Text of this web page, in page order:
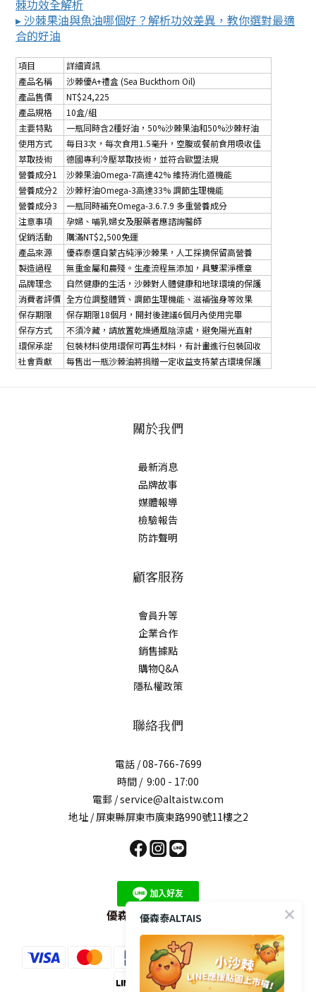
棘功效全解析
▸ 沙棘果油與魚油哪個好？解析功效差異，教你選對最適
合的好油
項目
詳細資訊
產品名稱
沙棘優A+禮盒 (Sea Buckthorn Oil)
產品售價
NT$24,225
產品規格
10盒/組
主要特點
一瓶同時含2種好油，50%沙棘果油和50%沙棘籽油
使用方式
每日3次，每次食用1.5毫升，空腹或餐前食用吸收佳
萃取技術
德國專利冷壓萃取技術，並符合歐盟法規
營養成分1
沙棘果油Omega-7高達42% 維持消化道機能
營養成分2
沙棘籽油Omega-3高達33% 調節生理機能
營養成分3
一瓶同時補充Omega-3.6.7.9 多重營養成分
注意事項
孕婦、哺乳婦女及服藥者應諮詢醫師
促銷活動
購滿NT$2,500免運
產品來源
優森泰選自蒙古純淨沙棘果，人工採摘保留高營養
製造過程
無重金屬和農殘。生產流程無添加，具雙潔淨標章
品牌理念
自然健康的生活，沙棘對人體健康和地球環境的保護
消費者評價 全方位調整體質、調節生理機能、滋補強身等效果
保存期限
保存期限18個月，開封後建議6個月內使用完畢
保存方式
不須冷藏，請放置乾燥通風陰涼處，避免陽光直射
環保承諾
包裝材料使用環保可再生材料，有計畫進行包裝回收
社會貢獻
每售出一瓶沙棘油將捐贈一定收益支持蒙古環境保護
關於我們
最新消息
品牌故事
媒體報導
檢驗報告
防詐聲明
顧客服務
會員升等
企業合作
銷售據點
購物Q&A
隱私權政策
聯絡我們
電話 / 08-766-7699
時間 / 9:00 - 17:00
電郵 / service@altaistw.com
地址 / 屏東縣屏東市廣東路990號11樓之2
優森泰LINE官方帳號
優森泰ALTAIS